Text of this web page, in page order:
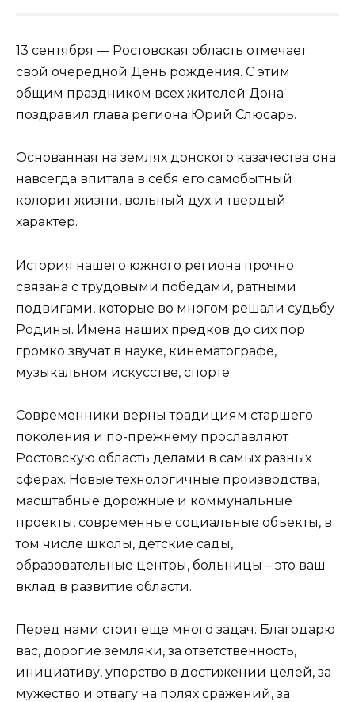
13 сентября — Ростовская область отмечает
свой очередной День рождения. С этим
общим праздником всех жителей Дона
поздравил глава региона Юрий Слюсарь.
Основанная на землях донского казачества она
навсегда впитала в себя его самобытный
колорит жизни, вольный дух и твердый
характер.
История нашего южного региона прочно
связана с трудовыми победами, ратными
подвигами, которые во многом решали судьбу
Родины. Имена наших предков до сих пор
громко звучат в науке, кинематографе,
музыкальном искусстве, спорте.
Современники верны традициям старшего
поколения и по-прежнему прославляют
Ростовскую область делами в самых разных
сферах. Новые технологичные производства,
масштабные дорожные и коммунальные
проекты, современные социальные объекты, в
том числе школы, детские сады,
образовательные центры, больницы – это ваш
вклад в развитие области.
Перед нами стоит еще много задач. Благодарю
вас, дорогие земляки, за ответственность,
инициативу, упорство в достижении целей, за
мужество и отвагу на полях сражений, за